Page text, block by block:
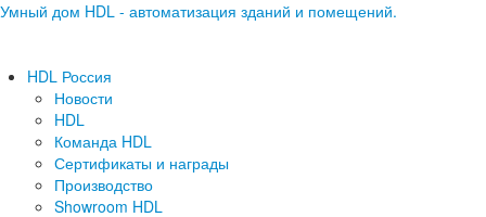
Умный дом HDL - автоматизация зданий и помещений.
HDL Россия
Новости
HDL
Команда HDL
Сертификаты и награды
Производство
Showroom HDL